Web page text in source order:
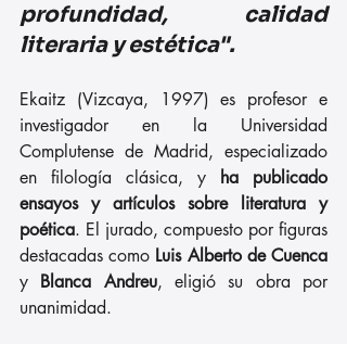
profundidad, calidad
literaria y estética".
Ekaitz (Vizcaya, 1997) es profesor e
investigador en la Universidad
Complutense de Madrid, especializado
en filología clásica, y ha publicado
ensayos y artículos sobre literatura y
poética. El jurado, compuesto por figuras
destacadas como Luis Alberto de Cuenca
y Blanca Andreu, eligió su obra por
unanimidad.